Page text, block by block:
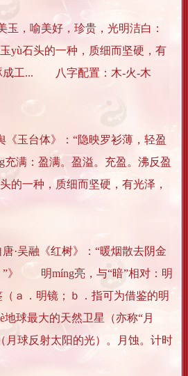
，喻美好，珍贵，光明洁白：
yù石头的一种，质细而坚硬，有
琢成工... 八字配置：木-火-木
《玉台体》：“隐映罗衫薄，轻盈
满：盈满。盈溢。充盈。沸反盈
的一种，质细而坚硬，有光泽，
·吴融《红树》：“暖烟散去阴金
”》 明míng亮，与“暗”相对：明
ａ．明镜；ｂ．指可为借鉴的明
地球最大的天然卫星（亦称“月
月球反射太阳的光）。月蚀。计时